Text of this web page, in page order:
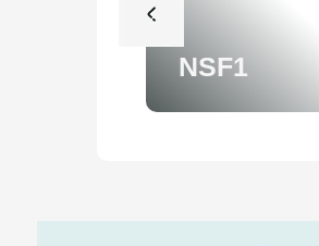
NSF1